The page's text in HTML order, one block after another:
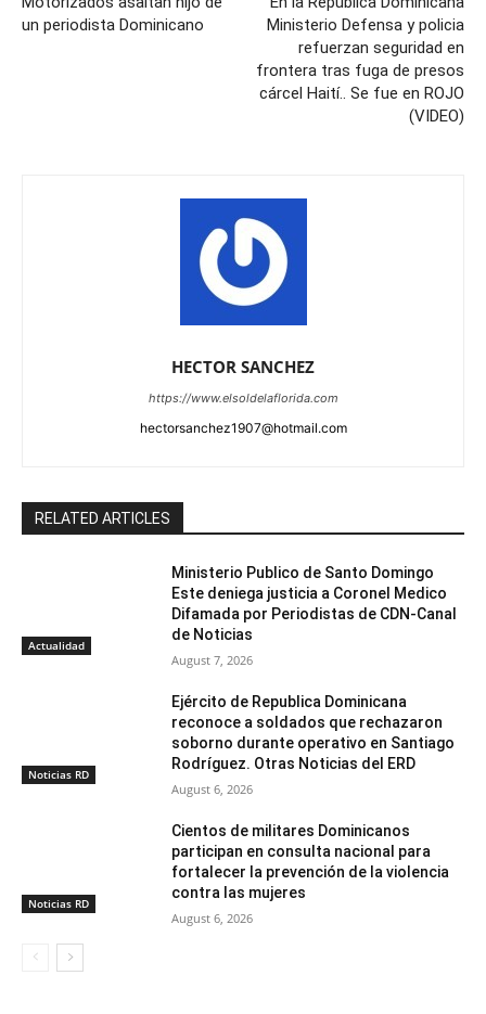
un periodista Dominicano
Ministerio Defensa y policia
refuerzan seguridad en
frontera tras fuga de presos
cárcel Haití.. Se fue en ROJO
(VIDEO)
HECTOR SANCHEZ
https://www.elsoldelaflorida.com
hectorsanchez1907@hotmail.com
RELATED ARTICLES
Actualidad
Ministerio Publico de Santo Domingo
Este deniega justicia a Coronel Medico
Difamada por Periodistas de CDN-Canal
de Noticias
August 7, 2026
Noticias RD
Ejército de Republica Dominicana
reconoce a soldados que rechazaron
soborno durante operativo en Santiago
Rodríguez. Otras Noticias del ERD
August 6, 2026
Noticias RD
Cientos de militares Dominicanos
participan en consulta nacional para
fortalecer la prevención de la violencia
contra las mujeres
August 6, 2026